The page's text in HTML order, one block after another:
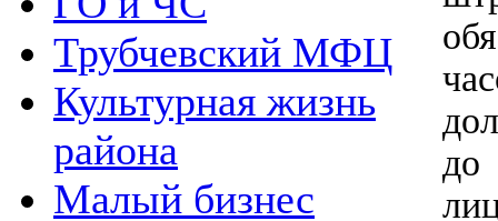
Трубчевский МФЦ
Культурная жизнь
района
Малый бизнес
до